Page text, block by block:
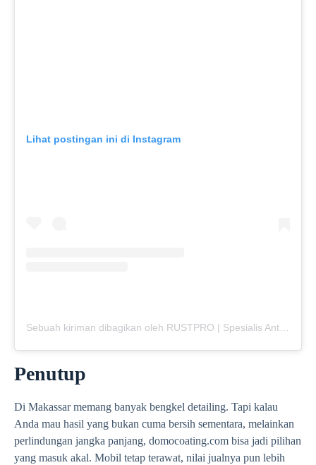
Lihat postingan ini di Instagram
Penutup
Di Makassar memang banyak bengkel detailing. Tapi kalau
Anda mau hasil yang bukan cuma bersih sementara, melainkan
perlindungan jangka panjang, domocoating.com bisa jadi pilihan
yang masuk akal. Mobil tetap terawat, nilai jualnya pun lebih